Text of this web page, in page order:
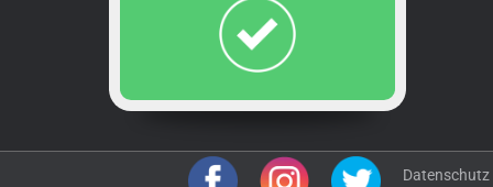
Datenschutz